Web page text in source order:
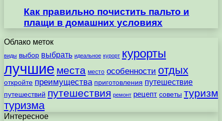
Как правильно почистить пальто и
плащи в домашних условиях
Облако меток
виды выбор выбрать идеальное курорт курорты
лучшие места место особенности отдых
откройте преимущества приготовления путешествие
путешествий путешествия ремонт рецепт советы туризм
туризма
Интересное